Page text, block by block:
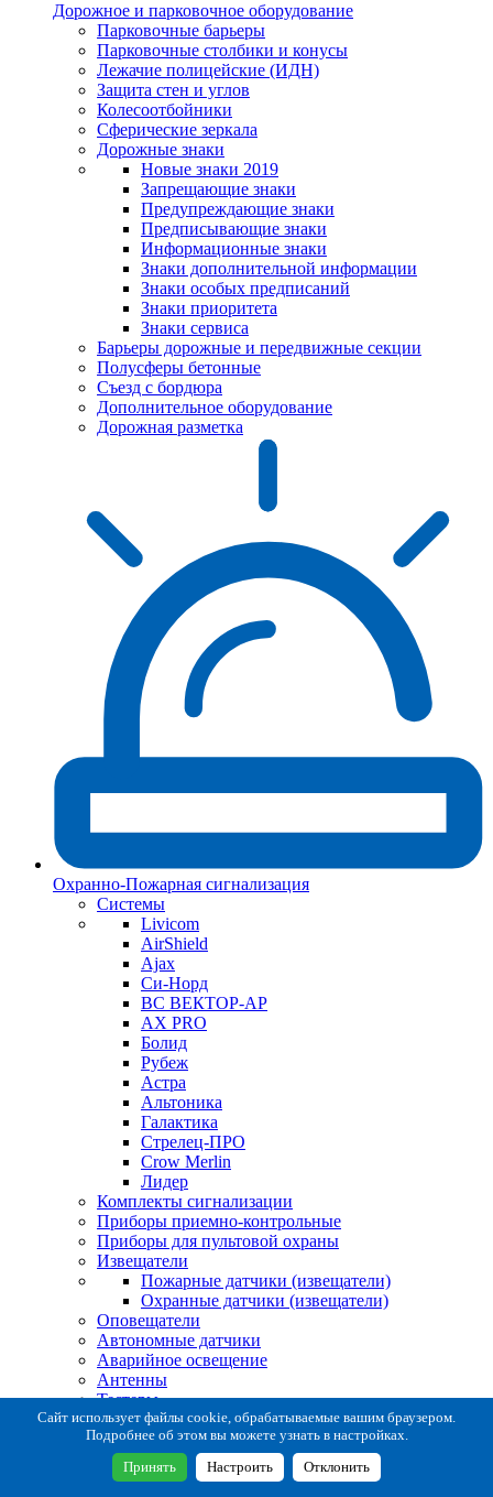
Дорожное и парковочное оборудование
Парковочные барьеры
Парковочные столбики и конусы
Лежачие полицейские (ИДН)
Защита стен и углов
Колесоотбойники
Сферические зеркала
Дорожные знаки
Новые знаки 2019
Запрещающие знаки
Предупреждающие знаки
Предписывающие знаки
Информационные знаки
Знаки дополнительной информации
Знаки особых предписаний
Знаки приоритета
Знаки сервиса
Барьеры дорожные и передвижные секции
Полусферы бетонные
Съезд с бордюра
Дополнительное оборудование
Дорожная разметка
Охранно-Пожарная сигнализация
Системы
Livicom
AirShield
Ajax
Си-Норд
ВС ВЕКТОР-АР
AX PRO
Болид
Рубеж
Астра
Альтоника
Галактика
Стрелец-ПРО
Crow Merlin
Лидер
Комплекты сигнализации
Приборы приемно-контрольные
Приборы для пультовой охраны
Извещатели
Пожарные датчики (извещатели)
Охранные датчики (извещатели)
Оповещатели
Автономные датчики
Аварийное освещение
Антенны
Тестеры
Система сбора извещений
Расходные и монтажные материалы
Коробки коммутационные
Кронштейны для извещателей
Сайт использует файлы cookie, обрабатываемые вашим браузером.
Подробнее об этом вы можете узнать в настройках.
Принять Настроить Отклонить